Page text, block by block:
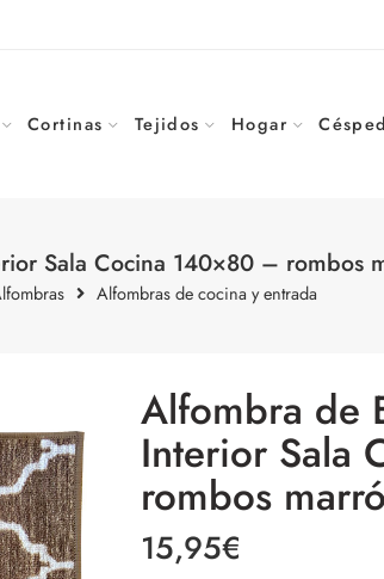
Cortinas Tejidos Hogar
Sala Cocina 140×80 – rombos
Alfombras de cocina y entrada
Alfombra de
Interior Sala
rombos
15,95€